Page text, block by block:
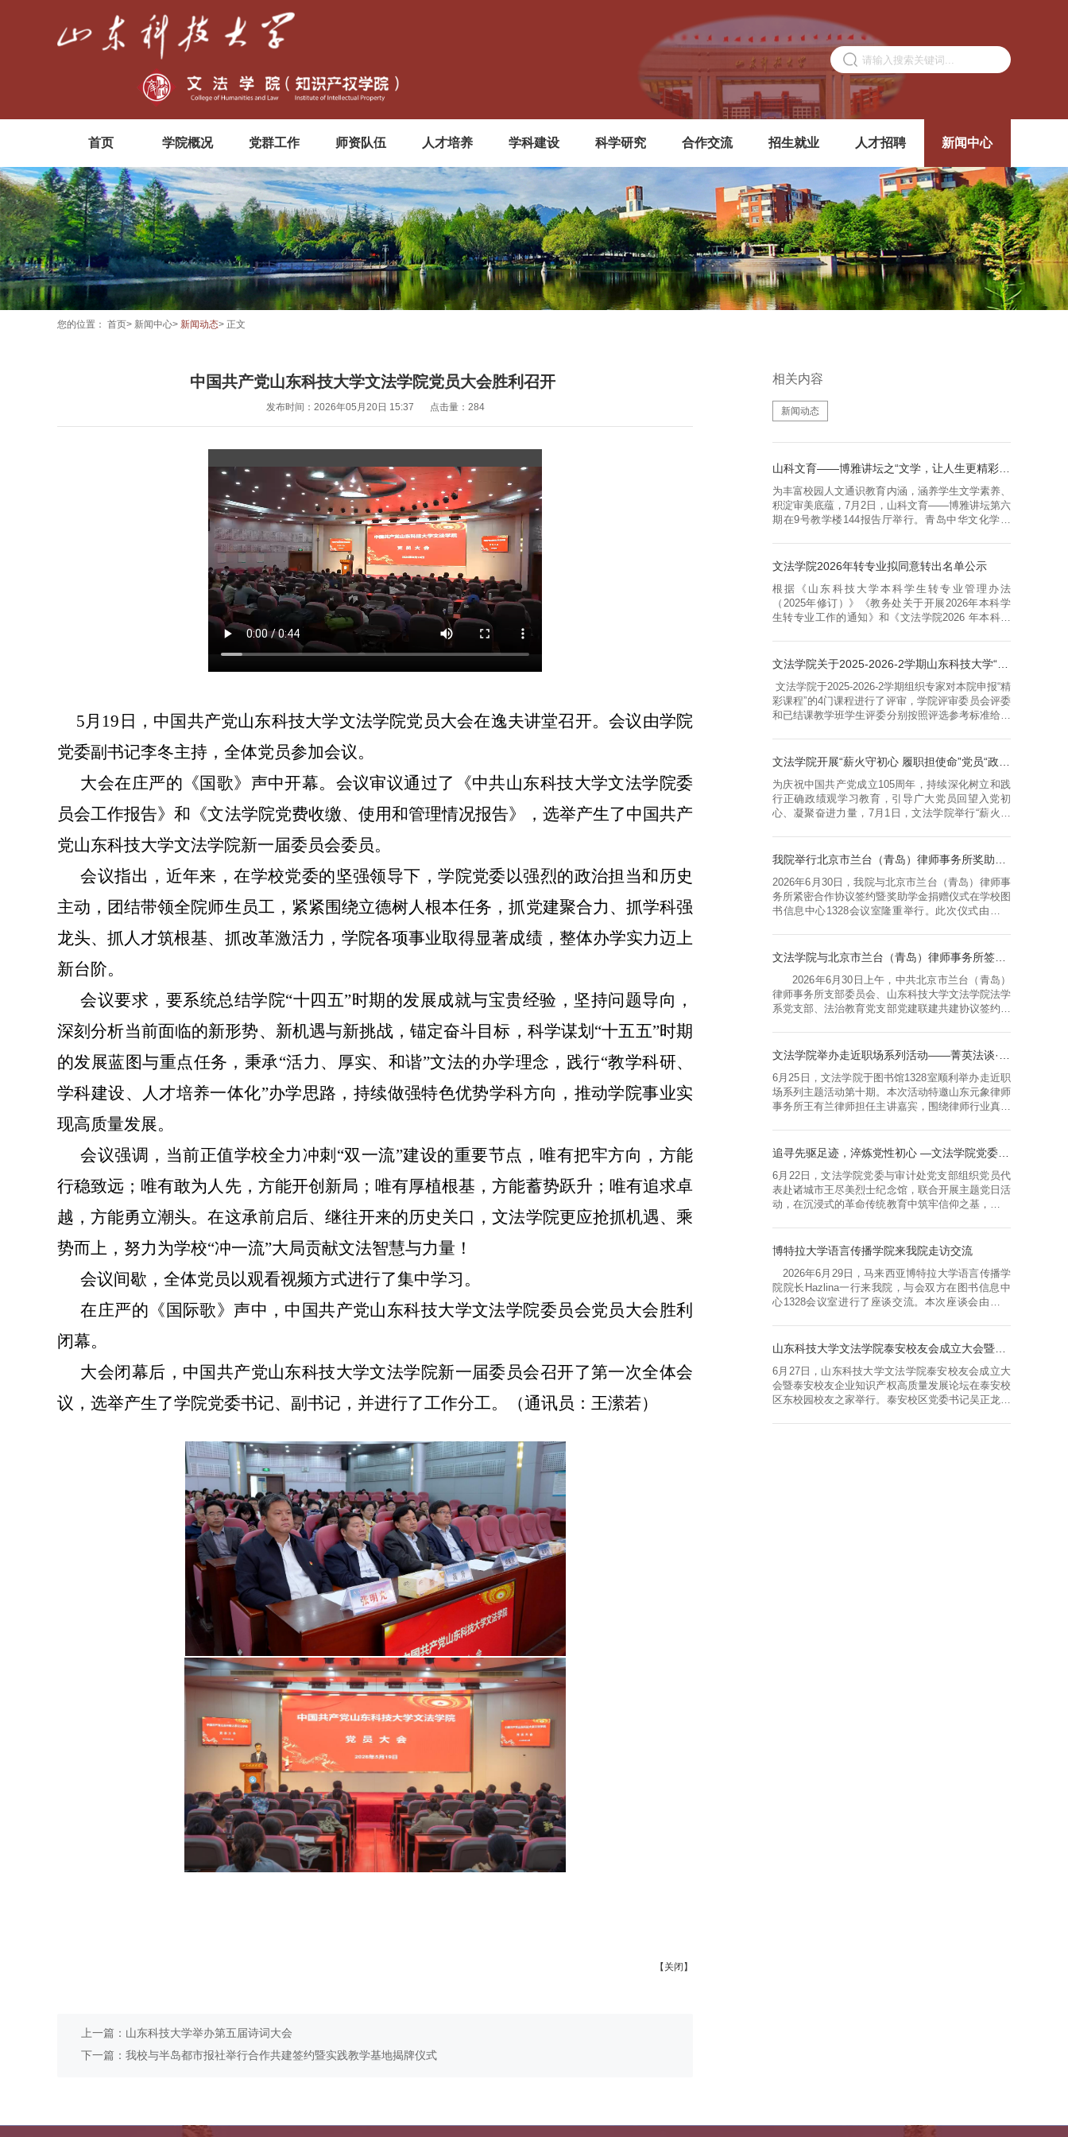
首页 学院概况 党群工作 师资队伍 人才培养 学科建设 科学研究 合作交流 招生就业 人才招聘 新闻中心
您的位置： 首页> 新闻中心> 新闻动态> 正文
中国共产党山东科技大学文法学院党员大会胜利召开 ​
发布时间：2026年05月20日 15:37 点击量： 284
5月19日，中国共产党山东科技大学文法学院党员大会在逸夫讲堂召开。会议由学院
党委副书记李冬主持，全体党员参加会议。
大会在庄严的《国歌》声中开幕。会议审议通过了《中共山东科技大学文法学院委
员会工作报告》和《文法学院党费收缴、使用和管理情况报告》，选举产生了中国共产
党山东科技大学文法学院新一届委员会委员。
会议指出，近年来，在学校党委的坚强领导下，学院党委以强烈的政治担当和历史
主动，团结带领全院师生员工，紧紧围绕立德树人根本任务，抓党建聚合力、抓学科强
龙头、抓人才筑根基、抓改革激活力，学院各项事业取得显著成绩，整体办学实力迈上
新台阶。
会议要求，要系统总结学院“十四五”时期的发展成就与宝贵经验，坚持问题导向，
深刻分析当前面临的新形势、新机遇与新挑战，锚定奋斗目标，科学谋划“十五五”时期
的发展蓝图与重点任务，秉承“活力、厚实、和谐”文法的办学理念，践行“教学科研、
学科建设、人才培养一体化”办学思路，持续做强特色优势学科方向，推动学院事业实
现高质量发展。
会议强调，当前正值学校全力冲刺“双一流”建设的重要节点，唯有把牢方向，方能
行稳致远；唯有敢为人先，方能开创新局；唯有厚植根基，方能蓄势跃升；唯有追求卓
越，方能勇立潮头。在这承前启后、继往开来的历史关口，文法学院更应抢抓机遇、乘
势而上，努力为学校“冲一流”大局贡献文法智慧与力量！
会议间歇，全体党员以观看视频方式进行了集中学习。
在庄严的《国际歌》声中，中国共产党山东科技大学文法学院委员会党员大会胜利
闭幕。
大会闭幕后，中国共产党山东科技大学文法学院新一届委员会召开了第一次全体会
议，选举产生了学院党委书记、副书记，并进行了工作分工。（通讯员：王潆若）
【关闭】
上一篇：山东科技大学举办第五届诗词大会
下一篇：我校与半岛都市报社举行合作共建签约暨实践教学基地揭牌仪式
相关内容
新闻动态
为丰富校园人文通识教育内涵，涵养学生文学素养、
积淀审美底蕴，7月2日，山科文育——博雅讲坛第六
期在9号教学楼144报告厅举行。青岛中华文化学院
雅”的讲座，本次讲坛由文法学院副院长刘振山教授
嬛与诸多角色的形象对比为切入口，凭借扎实的学术
积淀与丰富的教学经验，深入剖析...
文法学院2026年转专业拟同意转出名单公示
根据《山东科技大学本科学生转专业管理办法
（2025年修订）》《教务处关于开展2026年本科学
生转专业工作的通知》和《文法学院2026 年本科专
前反映。接待来访地点：图书馆13层1322办公室联
转入专业1202511150121邵明惠汉语言文学法学
文法学院于2025-2026-2学期组织专家对本院申报“精
彩课程”的4门课程进行了评审，学院评审委员会评委
和已结课教学班学生评委分别按照评选参考标准给出
*20%。学校要求学院限推2项，按照总成绩由高到低
序号系部姓名申报课程最终得分是否推荐1中文系吴
鹏现代汉语（下）95.98186667是2法学...
为庆祝中国共产党成立105周年，持续深化树立和践
行正确政绩观学习教育，引导广大党员回望入党初
心、凝聚奋进力量，7月1日，文法学院举行“薪火守
全体新发展党员参加活动。会上，学院党委书记张明
共产党成立105周年大会上的重要讲话精神。他指
出，“七一勋章”获得者们扎根平凡...
2026年6月30日，我院与北京市兰台（青岛）律师事
务所紧密合作协议签约暨奖助学金捐赠仪式在学校图
书信息中心1328会议室隆重举行。此次仪式由文法
人、校合作发展处副处长孙开师、文法学院院长高
杜春华主任一行的到来表示热烈欢迎，感谢律所对学
院的大力支持与帮助，期待未来双方在...
2026年6月30日上午，中共北京市兰台（青岛）
律师事务所支部委员会、山东科技大学文法学院法学
系党支部、法治教育党支部党建联建共建协议签约仪
党支部副书记庞旭，文法学院党委书记张明光、院长
法治教育党支部书记李达出席仪式，律所合伙人和学
院师生党员代表参加签约仪式。 ...
6月25日，文法学院于图书馆1328室顺利举办走近职
场系列主题活动第十期。本次活动特邀山东元象律师
事务所王有兰律师担任主讲嘉宾，围绕律师行业真实
身从业九年的丰富经历，系统梳理了律师职业的优势
业自由度高等核心优势，从业经验直接决定专业能
力，收入随执业年限稳步上涨；但青...
6月22日，文法学院党委与审计处党支部组织党员代
表赴诸城市王尽美烈士纪念馆，联合开展主题党日活
动，在沉浸式的革命传统教育中筑牢信仰之基，以跨
列室等展区，通过珍贵文物、影像资料和复原场景，
美同志坚守信仰、矢志不渝的革命气节，“尽善尽美
唯解放”的崇高理想，以及心系群...
博特拉大学语言传播学院来我院走访交流
2026年6月29日，马来西亚博特拉大学语言传播学
院院长Hazlina一行来我院，与会双方在图书信息中
心1328会议室进行了座谈交流。本次座谈会由文法
路国际教育交流协会执行会长LAI HUIHUANG、副秘
代表陪同到访，国际交流学院院长范志坚，文法学院
院长高升、法学系主任吴立志、中文系主...
6月27日，山东科技大学文法学院泰安校友会成立大
会暨泰安校友企业知识产权高质量发展论坛在泰安校
区东校园校友之家举行。泰安校区党委书记吴正龙出